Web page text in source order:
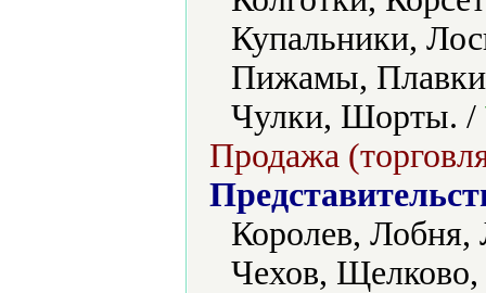
Купальники,
Пижамы,
Чулки, Шорты. /
Продажа
Королев,
Чехов, Щелково,